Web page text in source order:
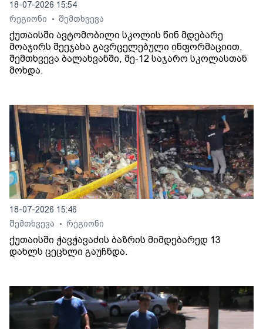
18-07-2026 15:54
რეგიონი
• შემთხვევა
ქუთაისში ავტომობილი სკოლის წინ მდებარე
მოაჯირს შეეჯახა გავრცელებული ინფორმაციით,
შემთხვევა ბალახვანში, მე-12 საჯარო სკოლასთან
მოხდა.
18-07-2026 15:46
შემთხვევა
• რეგიონი
ქუთაისში ჭავჭავაძის ბაზრის მიმდებარედ 13
დახლს ცეცხლი გაუჩნდა.